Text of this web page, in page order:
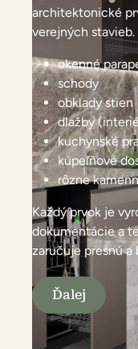
architektonické
verejných stavieb.
okenné
schody
obklady stien
dlažby
kuchynské
kúpeľňové
rôzne
Každý prvok je
dokumentácie a
zaručuje presnú
Ďalej